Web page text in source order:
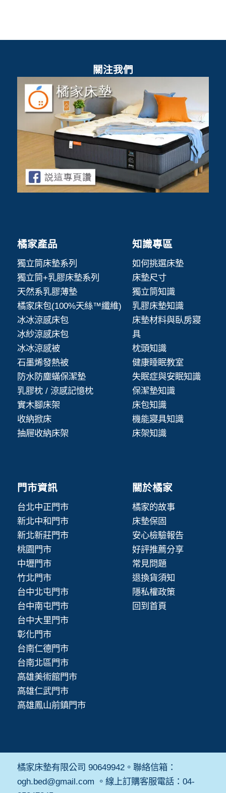
關注我們
橘家產品
獨立筒床墊系列
獨立筒+乳膠床墊系列
天然系乳膠薄墊
橘家床包(100%天絲™纖維)
冰冰涼感床包
冰紗涼感床包
冰冰涼感被
石墨烯發熱被
防水防塵蟎保潔墊
乳膠枕 / 涼感記憶枕
實木腳床架
收納掀床
抽屜收納床架
知識專區
如何挑選床墊
床墊尺寸
獨立筒知識
乳膠床墊知識
床墊材料與臥房寢
具
枕頭知識
健康睡眠教室
失眠症與安眠知識
保潔墊知識
床包知識
機能寢具知識
床架知識
門市資訊
台北中正門市
新北中和門市
新北新莊門市
桃園門市
中壢門市
竹北門市
台中北屯門市
台中南屯門市
台中大里門市
彰化門市
台南仁德門市
台南北區門市
高雄美術館門市
高雄仁武門市
高雄鳳山前鎮門市
關於橘家
橘家的故事
床墊保固
安心檢驗報告
好評推薦分享
常見問題
退換貨須知
隱私權政策
回到首頁
橘家床墊有限公司 90649942。聯絡信箱：
ogh.bed@gmail.com 。線上訂購客服電話：04-